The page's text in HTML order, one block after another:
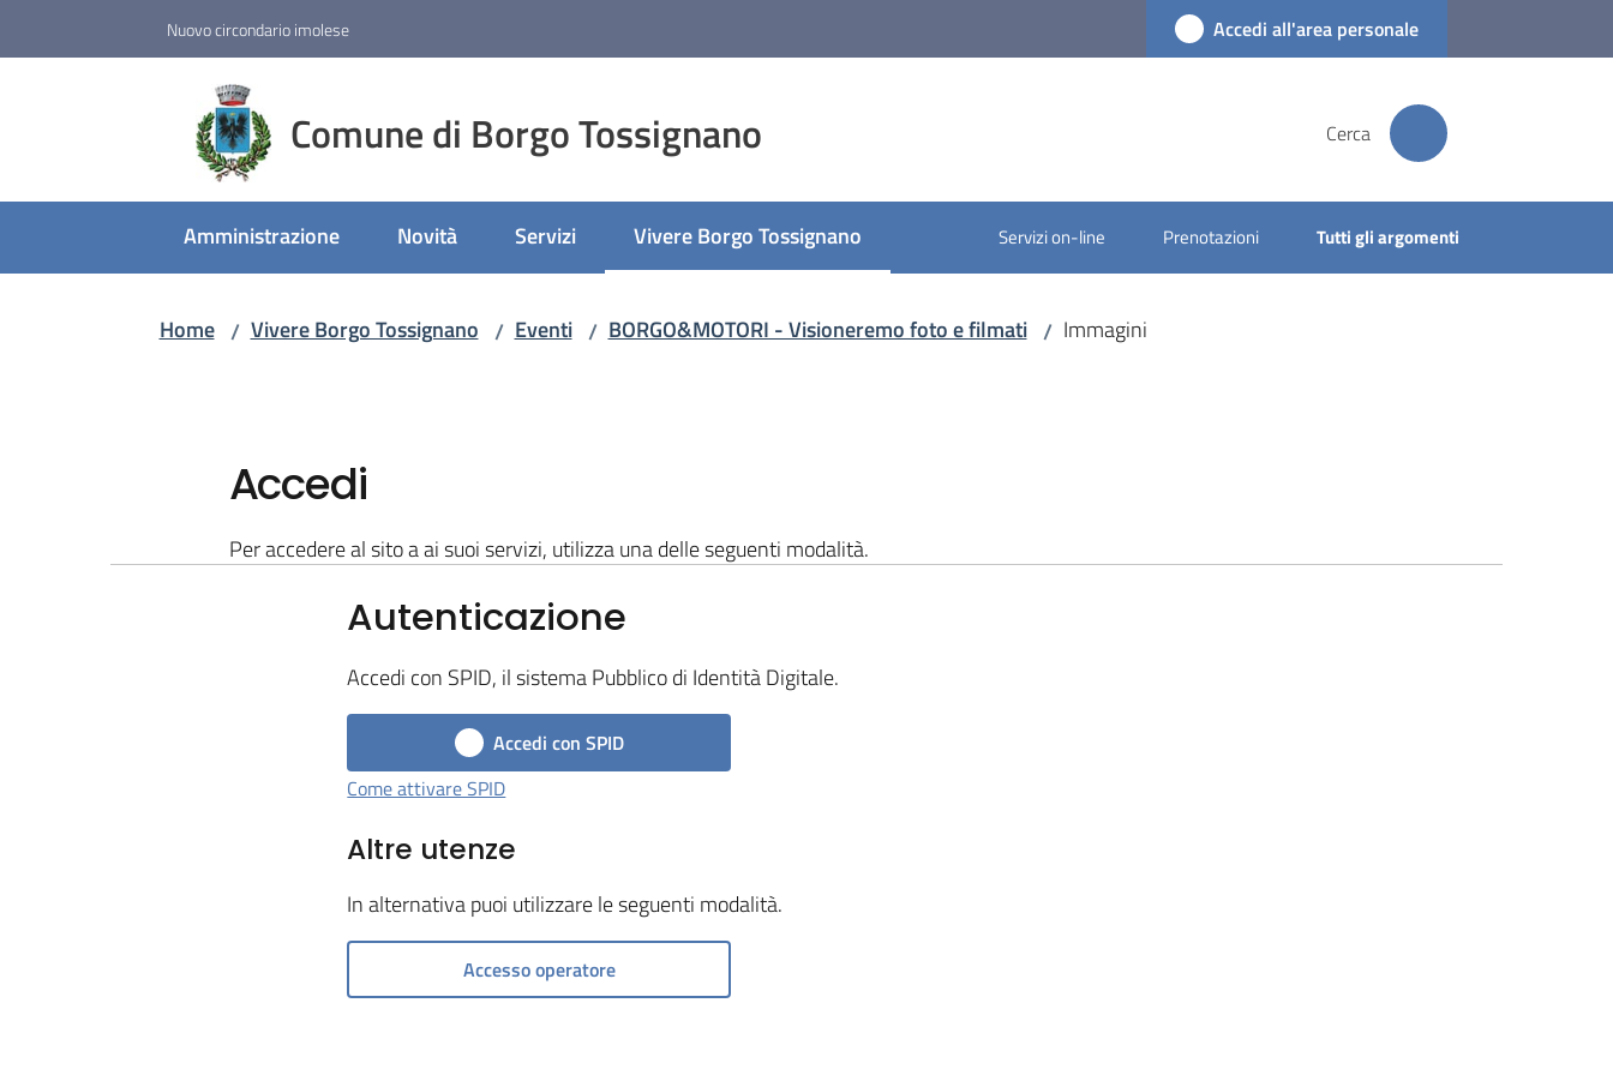
Nuovo circondario imolese Accedi all'area personale
Comune di Borgo Tossignano Cerca
Amministrazione Novità Servizi Vivere Borgo Tossignano
Menu selezionato Servizi on-line Prenotazioni Tutti gli argomenti
Home / Vivere Borgo Tossignano / Eventi / BORGO&MOTORI - Visioneremo foto e filmati / Immagini
Accedi
Per accedere al sito a ai suoi servizi, utilizza una delle seguenti modalità.
Autenticazione
Accedi con SPID, il sistema Pubblico di Identità Digitale.
Accedi con SPID
Come attivare SPID
Altre utenze
In alternativa puoi utilizzare le seguenti modalità.
Accesso operatore